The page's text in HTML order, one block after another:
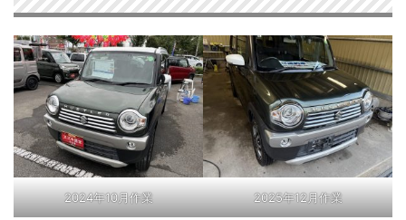
2024年10月作業 2025年12月作業